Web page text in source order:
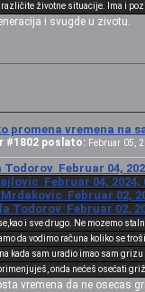
različite životne situacije. Ima i
i svugde u zivotu.
promena vremena na
#1802 poslato: Februar 05,
Februar 04,
Februar 04, 2024,
Februar 02,
Todorov Februar 02,
i sve drugo. Ne mozemo
da vodimo računa koliko se
kada sam uradio imao sam
onda nećeš osećati
vremena da ne osecas